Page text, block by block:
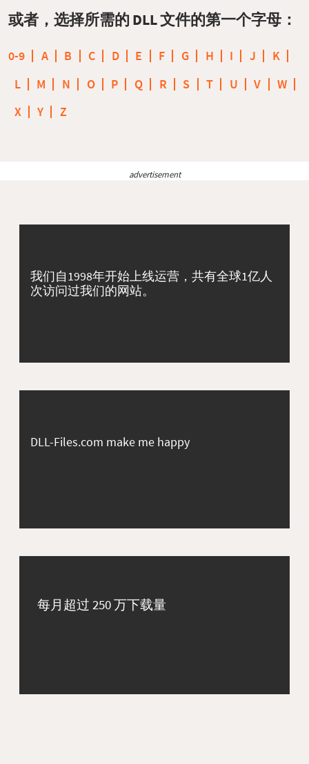
或者，选择所需的 DLL 文件的第一个字母：
0-9 A B C D E F G H I J
K
L
M N O P Q R S T U V
W
X
Y Z
advertisement
我们自1998年开始上线运营，共有全球1亿人
次访问过我们的网站。
DLL-Files.com make me happy
每月超过 250 万下载量